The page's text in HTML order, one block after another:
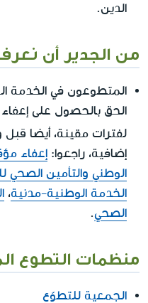
الدين.
من الجدير أن
المتطوعون في الخدمة
الحق بالحصول على
لفترات مقينة، أيضا قبل
إضافية، راجعوا: إعفاء
الوطني والتأمين
الخدمة الوطنية-مدنية،
الصحي.
منظمات التطوع
الجمعية للتطوّع